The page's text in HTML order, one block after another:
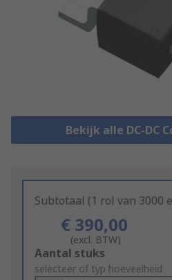
Bekijk alle DC-DC
Subtotaal (1 rol van 3000
€ 390,00
(excl. BTW)
Add
to
Aantal stuks
selecteer of typ hoeveelheid